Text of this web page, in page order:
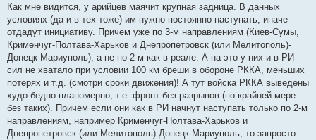
Как мне видится, у арийцев маячит крупная задница. В данных
условиях (да и в тех тоже) им нужно постоянно наступать, иначе
отдадут инициативу. Причем уже по 3-м направлениям (Киев-Сумы,
Крименчуг-Полтава-Харьков и Днепропетровск (или Мелитополь)-
Донецк-Мариуполь), а не по 2-м как в реале. А на это у них и в РИ
сил не хватало при условии 100 км бреши в обороне РККА, меньших
потерях и т.д. (смотри сроки движения)! А тут войска РККА выведены
худо-бедно планомерно, т.е. фронт без разрывов (по крайней мере
без таких). Причем если они как в РИ начнут наступать только по 2-м
направлениям, например Крименчуг-Полтава-Харьков и
Днепропетровск (или Мелитополь)-Донецк-Мариуполь, то запросто